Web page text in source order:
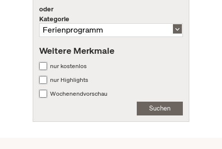
oder
Kategorie
Weitere Merkmale
nur kostenlos
nur Highlights
Wochenendvorschau
Suchen